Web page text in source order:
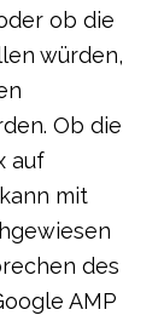
ob die
würden,
Ob die
auf
mit
des
AMP